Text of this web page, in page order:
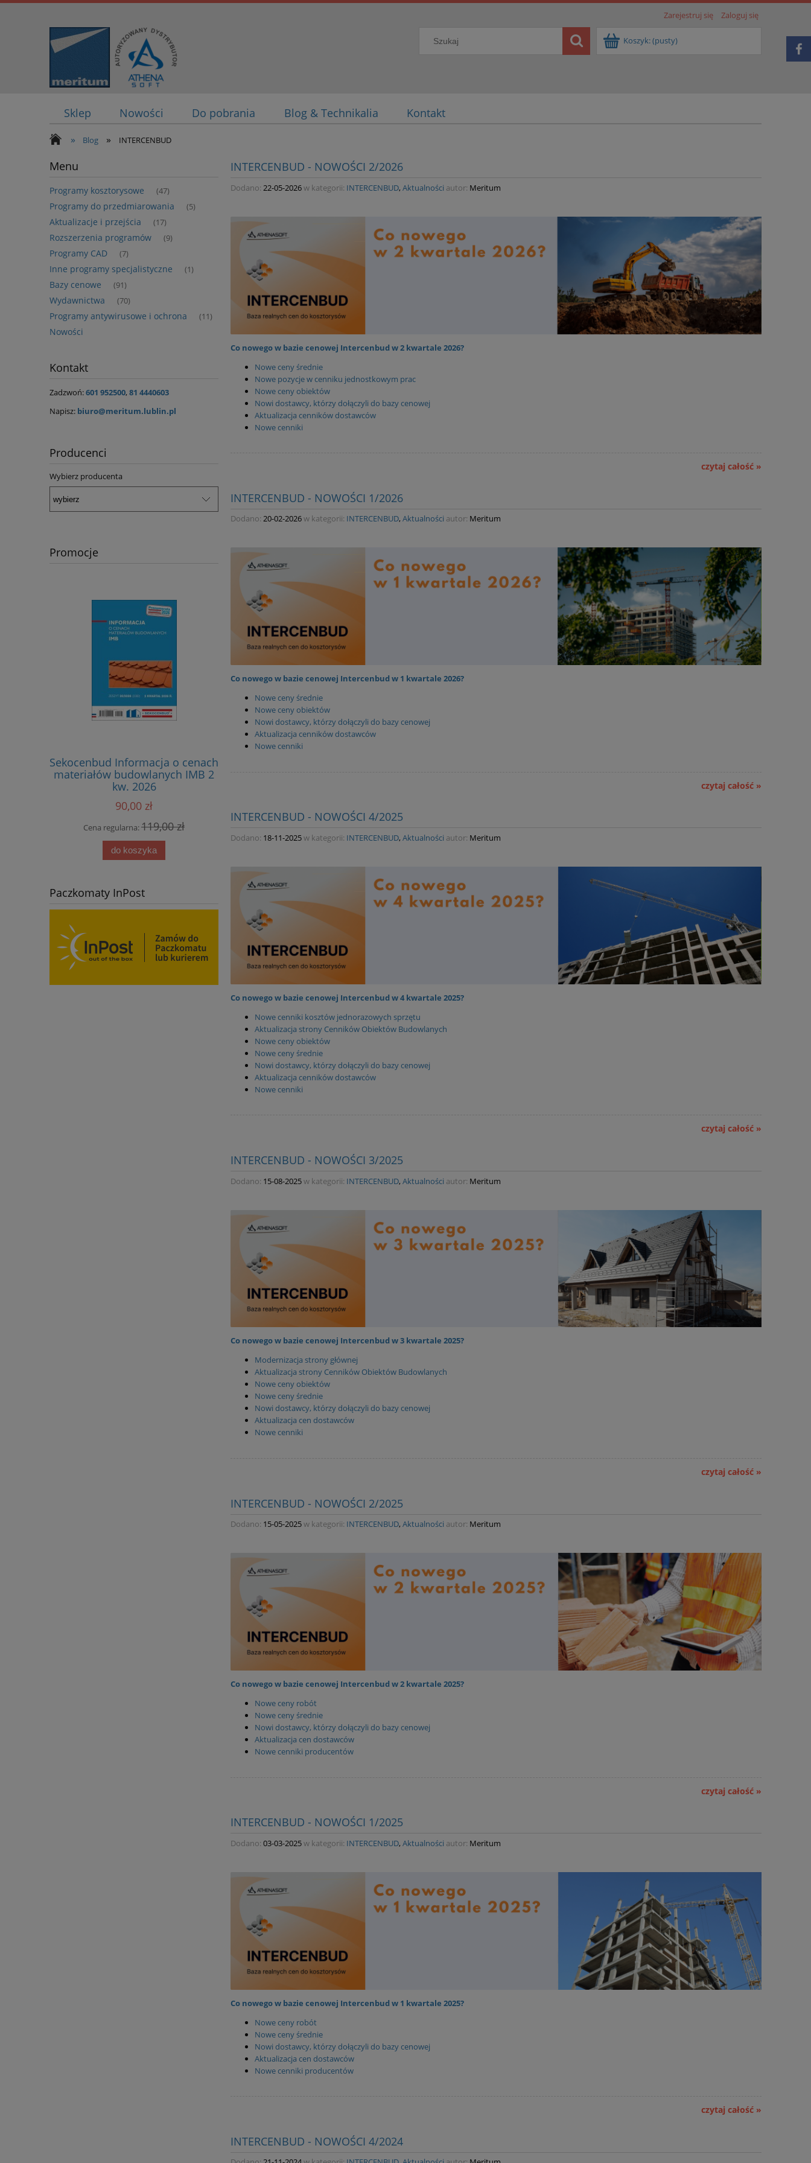
Zarejestruj się Zaloguj się
Koszyk:(pusty)
Sklep Nowości Do pobrania Blog & Technikalia Kontakt
» Blog » INTERCENBUD
Menu
Programy kosztorysowe (47)
Programy do przedmiarowania (5)
Aktualizacje i przejścia (17)
Rozszerzenia programów (9)
Programy CAD (7)
Inne programy specjalistyczne (1)
Bazy cenowe (91)
Wydawnictwa (70)
Programy antywirusowe i ochrona (11)
Nowości
Kontakt
Zadzwoń:601 952500, 81 4440603
Napisz: biuro@meritum.lublin.pl
Producenci
Wybierz producenta
Promocje
Sekocenbud Informacja o cenach
materiałów budowlanych IMB 2
kw. 2026
90,00 zł
Cena regularna:119,00 zł
do koszyka
2026
Paczkomaty InPost
INTERCENBUD - NOWOŚCI 2/2026
Dodano: 22-05-2026w kategorii: INTERCENBUD, Aktualności autor: Meritum
Co nowego w bazie cenowej Intercenbud w 2 kwartale 2026?
Nowe ceny średnie
Nowe pozycje w cenniku jednostkowym prac
Nowe ceny obiektów
Nowi dostawcy, którzy dołączyli do bazy cenowej
Aktualizacja cenników dostawców
Nowe cenniki
czytaj całość »
INTERCENBUD - NOWOŚCI 1/2026
Dodano: 20-02-2026w kategorii: INTERCENBUD, Aktualności autor: Meritum
Co nowego w bazie cenowej Intercenbud w 1 kwartale 2026?
Nowe ceny średnie
Nowe ceny obiektów
Nowi dostawcy, którzy dołączyli do bazy cenowej
Aktualizacja cenników dostawców
Nowe cenniki
czytaj całość »
INTERCENBUD - NOWOŚCI 4/2025
Dodano: 18-11-2025w kategorii: INTERCENBUD, Aktualności autor: Meritum
Co nowego w bazie cenowej Intercenbud w 4 kwartale 2025?
Nowe cenniki kosztów jednorazowych sprzętu
Aktualizacja strony Cenników Obiektów Budowlanych
Nowe ceny obiektów
Nowe ceny średnie
Nowi dostawcy, którzy dołączyli do bazy cenowej
Aktualizacja cenników dostawców
Nowe cenniki
czytaj całość »
INTERCENBUD - NOWOŚCI 3/2025
Dodano: 15-08-2025w kategorii: INTERCENBUD, Aktualności autor: Meritum
Co nowego w bazie cenowej Intercenbud w 3 kwartale 2025?
Modernizacja strony głównej
Aktualizacja strony Cenników Obiektów Budowlanych
Nowe ceny obiektów
Nowe ceny średnie
Nowi dostawcy, którzy dołączyli do bazy cenowej
Aktualizacja cen dostawców
Nowe cenniki
czytaj całość »
INTERCENBUD - NOWOŚCI 2/2025
Dodano: 15-05-2025w kategorii: INTERCENBUD, Aktualności autor: Meritum
Co nowego w bazie cenowej Intercenbud w 2 kwartale 2025?
Nowe ceny robót
Nowe ceny średnie
Nowi dostawcy, którzy dołączyli do bazy cenowej
Aktualizacja cen dostawców
Nowe cenniki producentów
czytaj całość »
INTERCENBUD - NOWOŚCI 1/2025
Dodano: 03-03-2025w kategorii: INTERCENBUD, Aktualności autor: Meritum
Co nowego w bazie cenowej Intercenbud w 1 kwartale 2025?
Nowe ceny robót
Nowe ceny średnie
Nowi dostawcy, którzy dołączyli do bazy cenowej
Aktualizacja cen dostawców
Nowe cenniki producentów
czytaj całość »
INTERCENBUD - NOWOŚCI 4/2024